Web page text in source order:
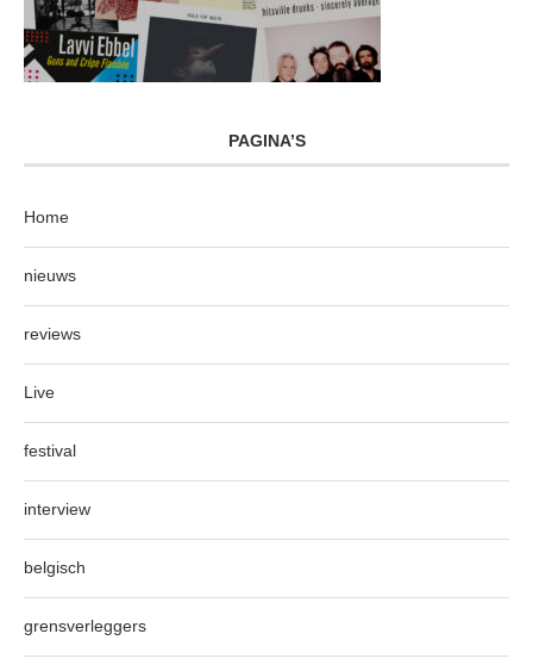
PAGINA’S
Home
nieuws
reviews
Live
festival
interview
belgisch
grensverleggers